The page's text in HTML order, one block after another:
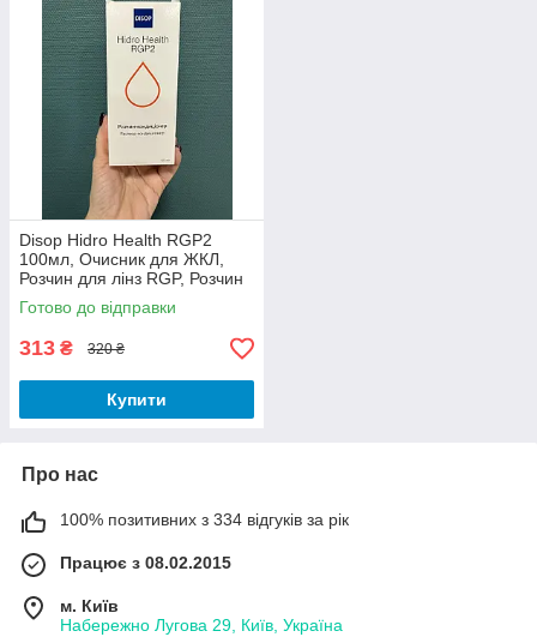
Disop Hidro Health RGP2
100мл, Очисник для ЖКЛ,
Розчин для лінз RGP, Розчин
для ЖКЛ, Розчин для
жорстких контактних лінз,
Готово до відправки
313 ₴ 320 ₴
Купити
Про нас
100% позитивних з 334 відгуків за рік
Працює з 08.02.2015
м. Київ
Набережно Лугова 29, Київ, Україна